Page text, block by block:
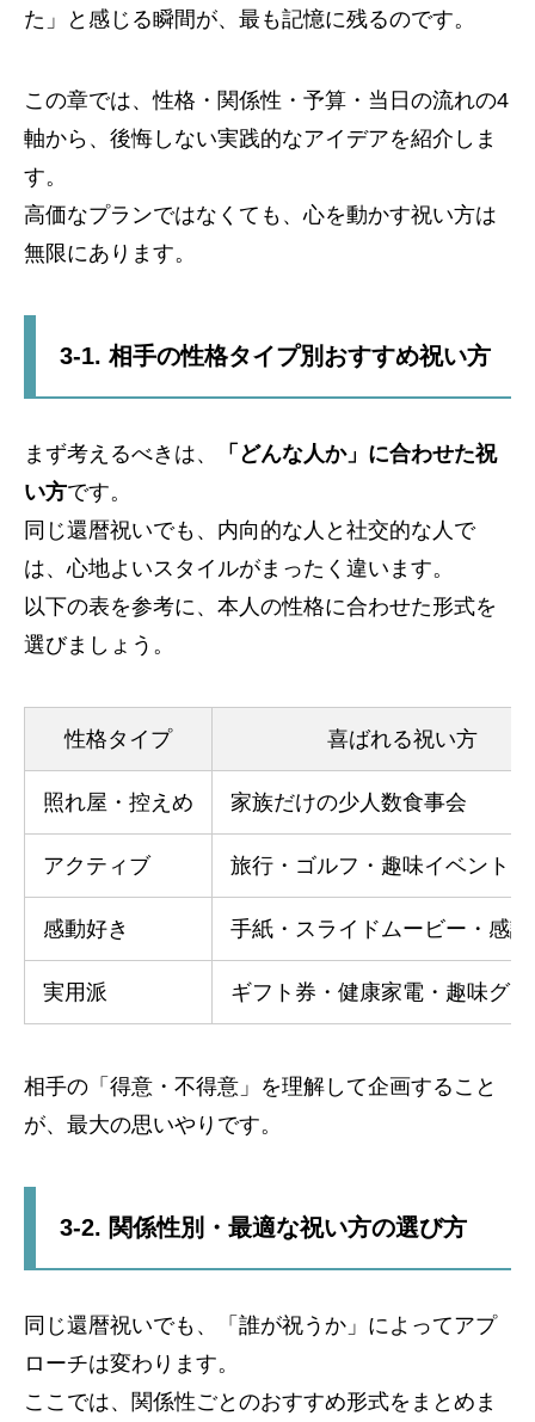
た」と感じる瞬間が、最も記憶に残るのです。
この章では、性格・関係性・予算・当日の流れの4
軸から、後悔しない実践的なアイデアを紹介しま
す。
高価なプランではなくても、心を動かす祝い方は
無限にあります。
3-1. 相手の性格タイプ別おすすめ祝い方
まず考えるべきは、
「どんな人か」に合わせた祝
い方です。
同じ還暦祝いでも、内向的な人と社交的な人で
は、心地よいスタイルがまったく違います。
以下の表を参考に、本人の性格に合わせた形式を
選びましょう。
性格タイプ 喜ばれる祝い方
照れ屋・控えめ 家族だけの少人数食事会
アクティブ 旅行・ゴルフ・趣味イベント
感動好き 手紙・スライドムービー・感
実用派 ギフト券・健康家電・趣味グ
相手の「得意・不得意」を理解して企画すること
が、最大の思いやりです。
3-2. 関係性別・最適な祝い方の選び方
同じ還暦祝いでも、「誰が祝うか」によってアプ
ローチは変わります。
ここでは、関係性ごとのおすすめ形式をまとめま